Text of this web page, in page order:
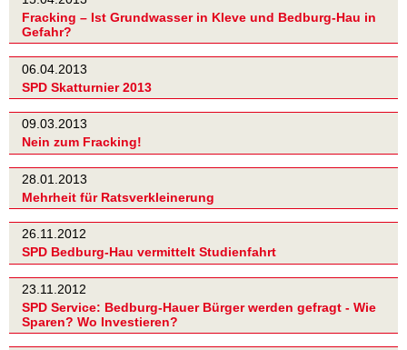
Fracking – Ist Grundwasser in Kleve und Bedburg-Hau in
Gefahr?
06.04.2013
SPD Skatturnier 2013
09.03.2013
Nein zum Fracking!
28.01.2013
Mehrheit für Ratsverkleinerung
26.11.2012
SPD Bedburg-Hau vermittelt Studienfahrt
23.11.2012
SPD Service: Bedburg-Hauer Bürger werden gefragt - Wie
Sparen? Wo Investieren?